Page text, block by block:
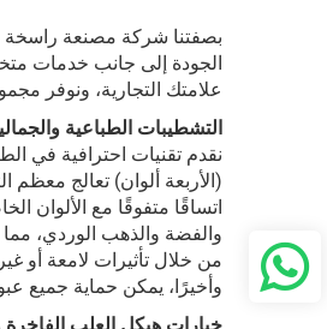
الجودة إلى جانب خدمات
علامتك التجارية، ونوفر
التشطيبات الطباعية
(الأربعة ألوان) تعالج معظم
اتساقًا متفوقًا مع الألوان
من خلال تأثيرات لامعة أو
وأخيرًا، يمكن حماية جميع